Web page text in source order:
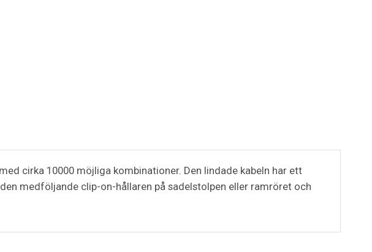
cirka 10000 möjliga kombinationer. Den lindade kabeln har ett
medföljande clip-on-hållaren på sadelstolpen eller ramröret och